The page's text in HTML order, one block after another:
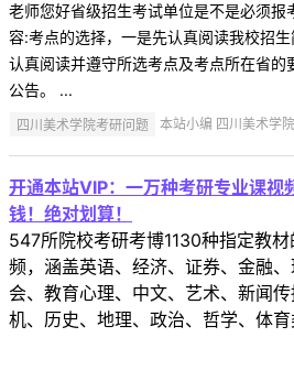
老师您好省级招生考试单位是不是必须报
容:考点的选择，一是先认真阅读我校招
认真阅读并遵守所选考点及考点所在省的
公告。 ...
四川美术学院考研问题 本站小编 四川美术学
开通本站VIP：一万种考研专业课视
钱！绝对划算！
547所院校考研考博1130种指定教
频，涵盖英语、经济、证券、金融
会、教育心理、中文、艺术、新闻
机、历史、地理、政治、哲学、体育